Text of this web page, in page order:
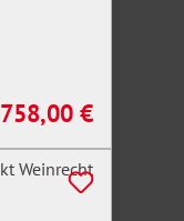
Regulärer Preis:
758,00 €